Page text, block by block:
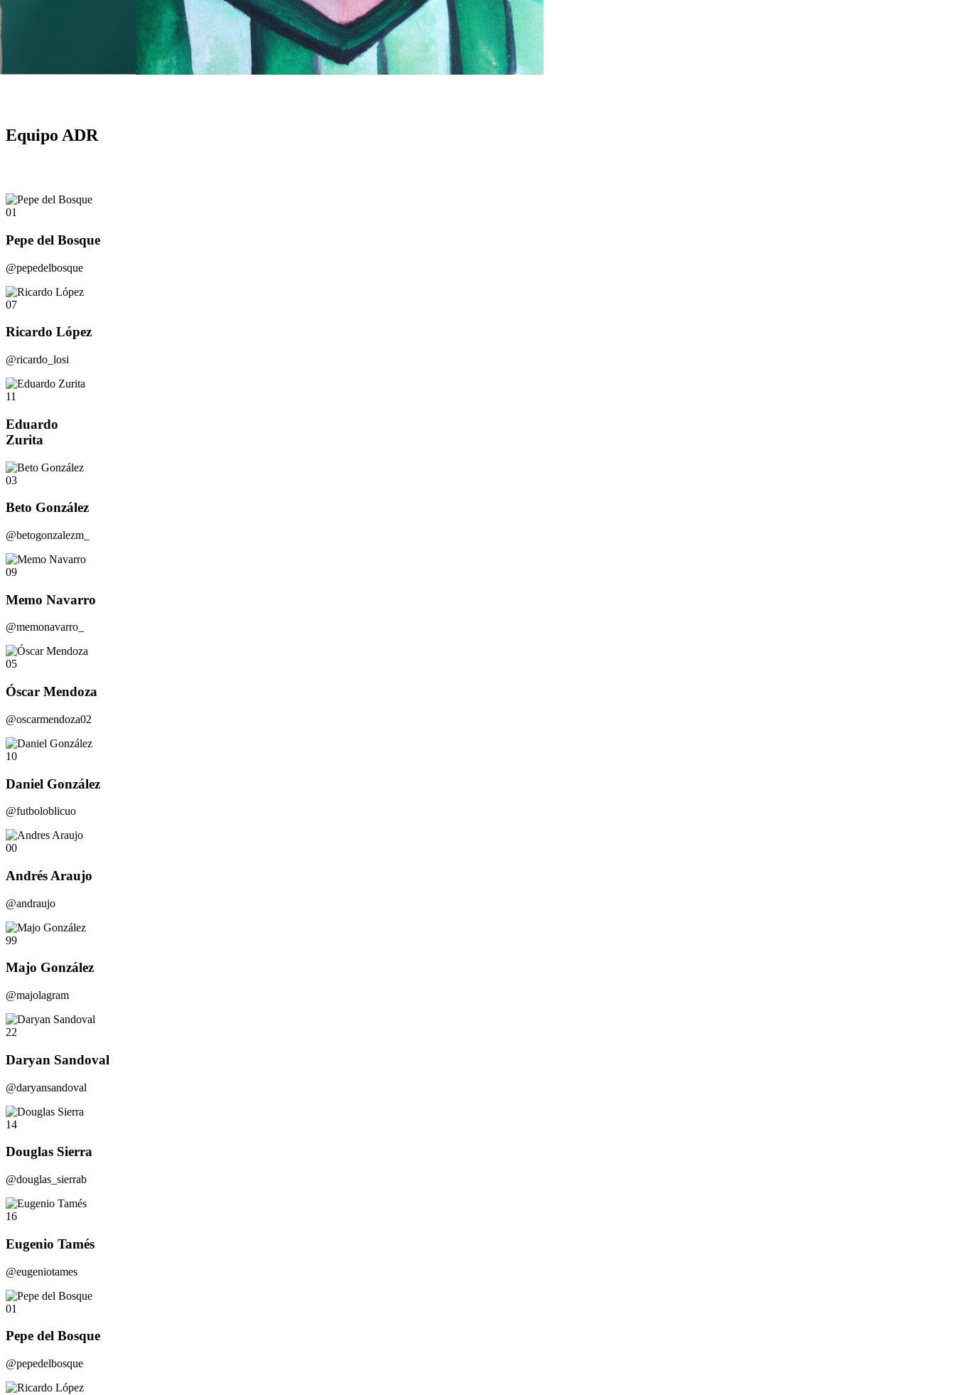
Equipo ADR
01
Pepe del Bosque
@pepedelbosque
07
Ricardo López
@ricardo_losi
11
Eduardo
Zurita
03
Beto González
@betogonzalezm_
09
Memo Navarro
@memonavarro_
05
Óscar Mendoza
@oscarmendoza02
10
Daniel González
@futboloblicuo
00
Andrés Araujo
@andraujo
99
Majo González
@majolagram
22
Daryan Sandoval
@daryansandoval
14
Douglas Sierra
@douglas_sierrab
16
Eugenio Tamés
@eugeniotames
01
Pepe del Bosque
@pepedelbosque